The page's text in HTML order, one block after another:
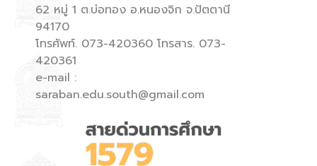
62 หมู่ 1 ต.บ่อทอง อ.หนองจิก จ.ปัตตานี
94170
โทรศัพท์. 073-420360 โทรสาร. 073-
420361
e-mail :
saraban.edu.south@gmail.com